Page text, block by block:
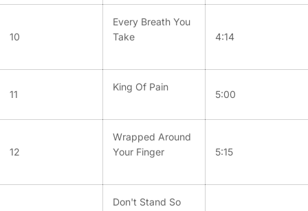
10
Every Breath You
Take
4:14
11
King Of Pain
5:00
12
Wrapped Around
Your Finger
5:15
Don't Stand So